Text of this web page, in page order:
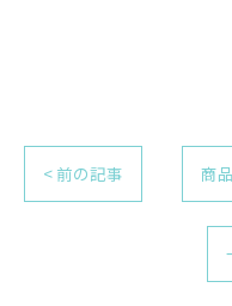
< 前の記事 商